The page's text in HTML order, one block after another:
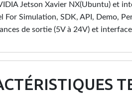
Jetson Xavier NX(Ubuntu) et
For Simulation, SDK, API, Demo,
de sortie (5V à 24V) et